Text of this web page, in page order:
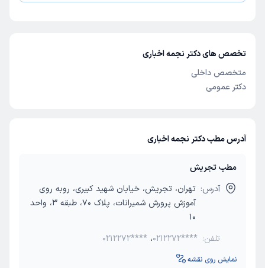
تخصص های دکتر نجمه اخباری
متخصص داخلی
دکتر عمومی
آدرس مطب دکتر نجمه اخباری
مطب تجریش
آدرس: تهران، تجریش، خیابان شهید کبیری، روبه روی
آموزش پرورش شمیرانات، پلاک 70، طبقه 3، واحد
10
تلفن:
0212272**** ،0212272****
نمایش روی نقشه